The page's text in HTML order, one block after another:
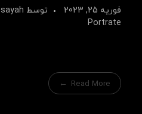
فوریه 25, 2023 توسط sayah
Portrate
Read More